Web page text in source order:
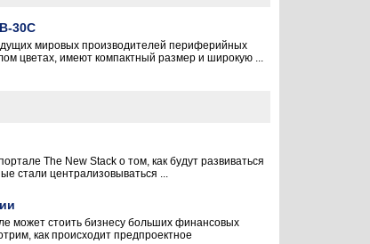
30C
мировых производителей периферийных
цветах, имеют компактный размер и широкую ...
The New Stack о том, как будут развиваться
стали централизовываться ...
может стоить бизнесу больших финансовых
как происходит предпроектное